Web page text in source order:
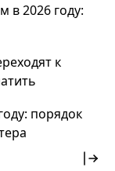
в 2026 году:
к
порядок